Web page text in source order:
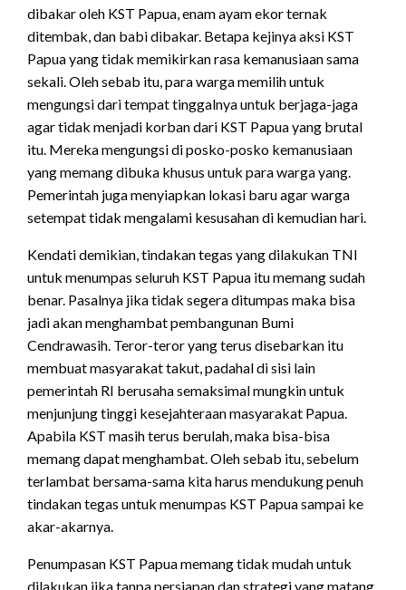
dibakar oleh KST Papua, enam ayam ekor ternak
ditembak, dan babi dibakar. Betapa kejinya aksi KST
Papua yang tidak memikirkan rasa kemanusiaan sama
sekali. Oleh sebab itu, para warga memilih untuk
mengungsi dari tempat tinggalnya untuk berjaga-jaga
agar tidak menjadi korban dari KST Papua yang brutal
itu. Mereka mengungsi di posko-posko kemanusiaan
yang memang dibuka khusus untuk para warga yang.
Pemerintah juga menyiapkan lokasi baru agar warga
setempat tidak mengalami kesusahan di kemudian hari.
Kendati demikian, tindakan tegas yang dilakukan TNI
untuk menumpas seluruh KST Papua itu memang sudah
benar. Pasalnya jika tidak segera ditumpas maka bisa
jadi akan menghambat pembangunan Bumi
Cendrawasih. Teror-teror yang terus disebarkan itu
membuat masyarakat takut, padahal di sisi lain
pemerintah RI berusaha semaksimal mungkin untuk
menjunjung tinggi kesejahteraan masyarakat Papua.
Apabila KST masih terus berulah, maka bisa-bisa
memang dapat menghambat. Oleh sebab itu, sebelum
terlambat bersama-sama kita harus mendukung penuh
tindakan tegas untuk menumpas KST Papua sampai ke
akar-akarnya.
Penumpasan KST Papua memang tidak mudah untuk
dilakukan jika tanpa persiapan dan strategi yang matang.